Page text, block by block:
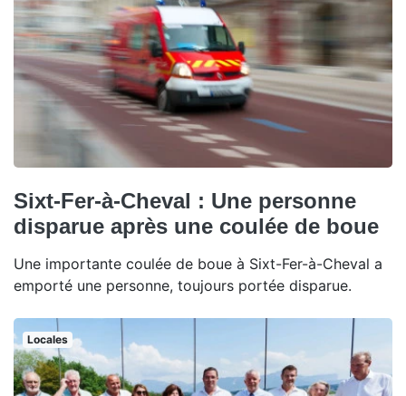
Sixt-Fer-à-Cheval : Une personne
disparue après une coulée de boue
Une importante coulée de boue à Sixt-Fer-à-Cheval a
emporté une personne, toujours portée disparue.
Locales